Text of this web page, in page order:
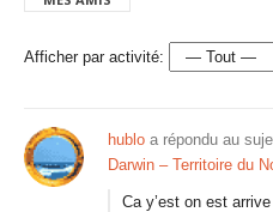
Afficher par activité:
hublo a répondu au
Darwin – Territoire du
Ca y’est on est